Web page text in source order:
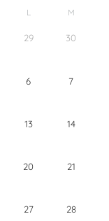
L M
29 30
6 7
13 14
20 21
27 28